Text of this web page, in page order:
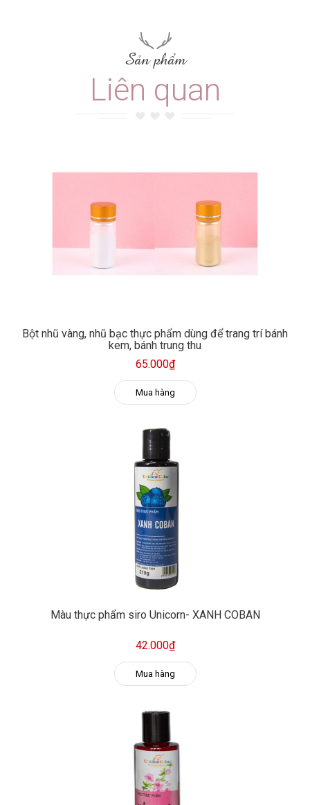
Sản phẩm
Liên quan
Bột nhũ vàng, nhũ bạc thực phẩm dùng để trang trí bánh
kem, bánh trung thu
65.000₫
Mua hàng
Màu thực phẩm siro Unicorn- XANH COBAN
42.000₫
Mua hàng